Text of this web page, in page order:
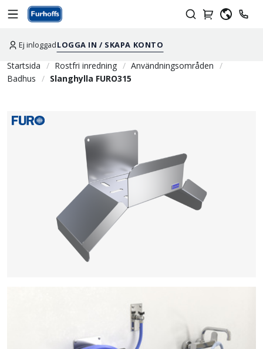
Ej inloggadLOGGA IN / SKAPA KONTO
Startsida Rostfri inredning
Användningsområden
Badhus
Slanghylla FURO315